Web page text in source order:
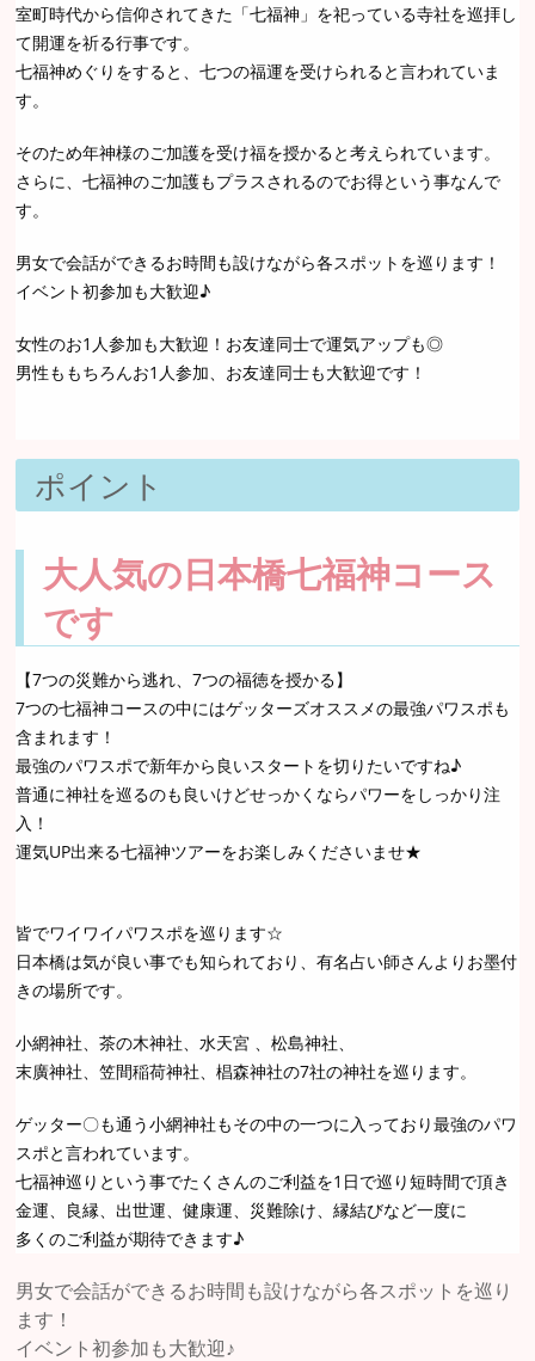
室町時代から信仰されてきた「七福神」を祀っている寺社を巡拝し
て開運を祈る行事です。
七福神めぐりをすると、七つの福運を受けられると言われていま
す。
そのため年神様のご加護を受け福を授かると考えられています。
さらに、七福神のご加護もプラスされるのでお得という事なんで
す。
男女で会話ができるお時間も設けながら各スポットを巡ります！
イベント初参加も大歓迎♪
女性のお1人参加も大歓迎！お友達同士で運気アップも◎
男性ももちろんお1人参加、お友達同士も大歓迎です！
ポイント
大人気の日本橋七福神コース
です
【7つの災難から逃れ、7つの福徳を授かる】
7つの七福神コースの中にはゲッターズオススメの最強パワスポも
含まれます！
最強のパワスポで新年から良いスタートを切りたいですね♪
普通に神社を巡るのも良いけどせっかくならパワーをしっかり注
入！
運気UP出来る七福神ツアーをお楽しみくださいませ★
皆でワイワイパワスポを巡ります☆
日本橋は気が良い事でも知られており、有名占い師さんよりお墨付
きの場所です。
小網神社、茶の木神社、水天宮 、松島神社、
末廣神社、笠間稲荷神社、椙森神社の7社の神社を巡ります。
ゲッター〇も通う小網神社もその中の一つに入っており最強のパワ
スポと言われています。
七福神巡りという事でたくさんのご利益を1日で巡り短時間で頂き
金運、良縁、出世運、健康運、災難除け、縁結びなど一度に
多くのご利益が期待できます♪
男女で会話ができるお時間も設けながら各スポットを巡り
ます！
イベント初参加も大歓迎♪